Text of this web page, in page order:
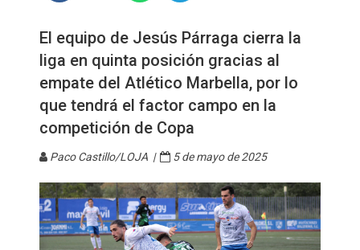
El equipo de Jesús Párraga cierra la
liga en quinta posición gracias al
empate del Atlético Marbella, por lo
que tendrá el factor campo en la
competición de Copa
Paco Castillo/LOJA | 5 de mayo de 2025